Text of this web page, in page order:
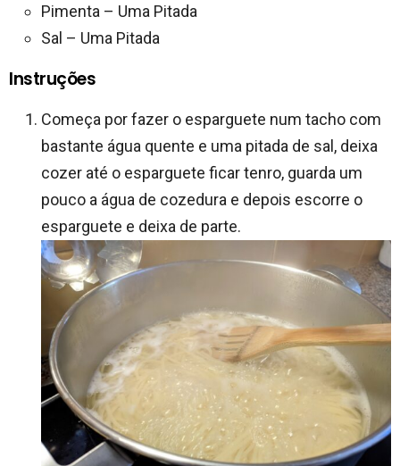
Pimenta – Uma Pitada
Sal – Uma Pitada
Instruções
Começa por fazer o esparguete num tacho com
bastante água quente e uma pitada de sal, deixa
cozer até o esparguete ficar tenro, guarda um
pouco a água de cozedura e depois escorre o
esparguete e deixa de parte.